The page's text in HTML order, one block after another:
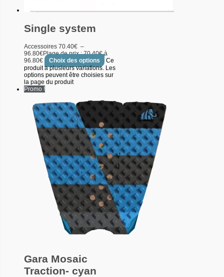
Single system
Accessoires 70.40€ –
96.80€Plage de prix : 70.40€ à
96.80€
Choix des options
Ce
produit a plusieurs variations. Les
options peuvent être choisies sur
la page du produit
Promo !
Gara Mosaic
Traction- cyan